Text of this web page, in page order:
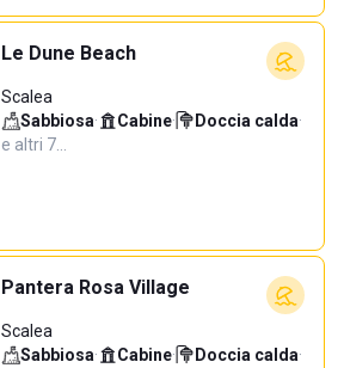
Le Dune Beach
Scalea
Sabbiosa· Cabine· Doccia calda·
e altri 7…
Pantera Rosa Village
Scalea
Sabbiosa· Cabine· Doccia calda·